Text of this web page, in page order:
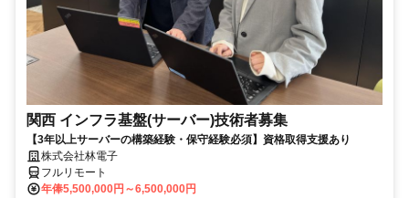
関西 インフラ基盤(サーバー)技術者募集
【3年以上サーバーの構築経験・保守経験必須】資格取得支援あり
株式会社林電子
フルリモート
年俸5,500,000円～6,500,000円